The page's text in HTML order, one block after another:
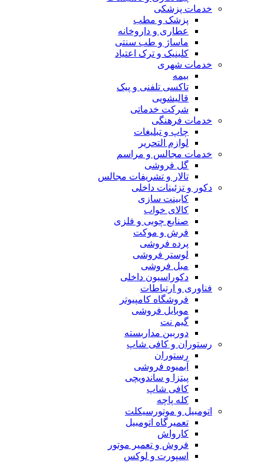
خدمات پزشکی
پزشک و مطب
عطاری و داروخانه
ماساژ و طب سنتی
کلینیک و ترک اعتیاد
خدمات شهری
بیمه
تاکسی تلفنی و پیک
قالیشویی
شرکت خدماتی
خدمات فرهنگی
چاپ و تبليغات
لوازم التحریر
خدمات مجالس و مراسم
گل فروشی
تالار و تشریفات مجالس
دکور و تزئینات داخلی
کابینت سازی
کالای خواب
صنایع چوبی و فلزی
فرش و موکت
پرده فروشی
لوستر فروشی
مبل فروشی
دکوراسیون داخلی
فناوری و ارتباطات
فروشگاه كامپيوتر
موبایل فروشی
گیم نت
دوربين مداربسته
رستوران و کافی شاپ
رستوران
آبمیوه فروشی
پیتزا و ساندویچی
کافی شاپ
کله پاچه
اتومبيل و موتورسيكلت
تعمیرگاه اتومبیل
کارواش
فروش و تعمیر موتور
اسپورت و لوکس